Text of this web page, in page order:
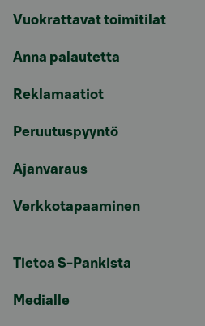
Vuokrattavat toimitilat
Anna palautetta
Reklamaatiot
Peruutuspyyntö
Ajanvaraus
Verkkotapaaminen
Tietoa S-Pankista
Medialle